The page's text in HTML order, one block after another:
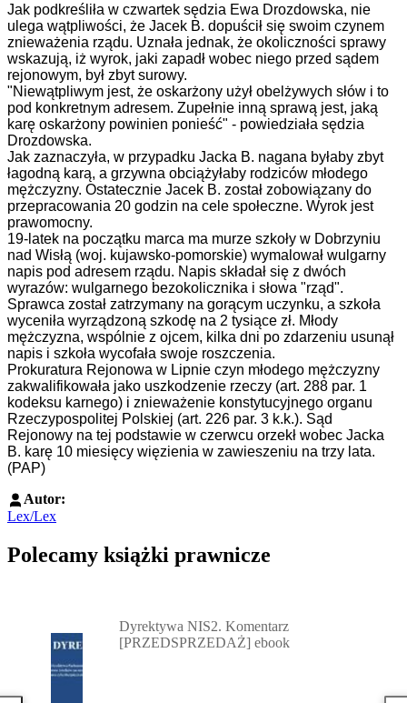
Jak podkreśliła w czwartek sędzia Ewa Drozdowska, nie
ulega wątpliwości, że Jacek B. dopuścił się swoim czynem
znieważenia rządu. Uznała jednak, że okoliczności sprawy
wskazują, iż wyrok, jaki zapadł wobec niego przed sądem
rejonowym, był zbyt surowy.
"Niewątpliwym jest, że oskarżony użył obelżywych słów i to
pod konkretnym adresem. Zupełnie inną sprawą jest, jaką
karę oskarżony powinien ponieść" - powiedziała sędzia
Drozdowska.
Jak zaznaczyła, w przypadku Jacka B. nagana byłaby zbyt
łagodną karą, a grzywna obciążyłaby rodziców młodego
mężczyzny. Ostatecznie Jacek B. został zobowiązany do
przepracowania 20 godzin na cele społeczne. Wyrok jest
prawomocny.
19-latek na początku marca ma murze szkoły w Dobrzyniu
nad Wisłą (woj. kujawsko-pomorskie) wymalował wulgarny
napis pod adresem rządu. Napis składał się z dwóch
wyrazów: wulgarnego bezokolicznika i słowa "rząd".
Sprawca został zatrzymany na gorącym uczynku, a szkoła
wyceniła wyrządzoną szkodę na 2 tysiące zł. Młody
mężczyzna, wspólnie z ojcem, kilka dni po zdarzeniu usunął
napis i szkoła wycofała swoje roszczenia.
Prokuratura Rejonowa w Lipnie czyn młodego mężczyzny
zakwalifikowała jako uszkodzenie rzeczy (art. 288 par. 1
kodeksu karnego) i znieważenie konstytucyjnego organu
Rzeczypospolitej Polskiej (art. 226 par. 3 k.k.). Sąd
Rejonowy na tej podstawie w czerwcu orzekł wobec Jacka
B. karę 10 miesięcy więzienia w zawieszeniu na trzy lata.
(PAP)
Autor:
Lex/Lex
Polecamy książki prawnicze
Dyrektywa NIS2. Komentarz
[PRZEDSPRZEDAŻ] ebook